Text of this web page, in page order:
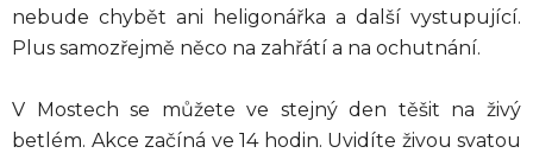
nebude chybět ani heligonářka a další vystupující.
Plus samozřejmě něco na zahřátí a na ochutnání.
V Mostech se můžete ve stejný den těšit na živý
betlém. Akce začíná ve 14 hodin. Uvidíte živou svatou